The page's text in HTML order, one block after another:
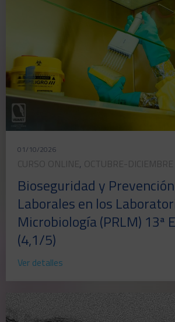
01/10/2026
CURSO ONLINE, OCTUBRE-DICIEMBRE
Bioseguridad y
Laborales en los
Microbiología (PRLM) 13ª
(4,1/5)
Ver detalles